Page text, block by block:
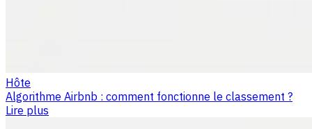
Hôte
Algorithme Airbnb : comment fonctionne le classement ?
Lire plus